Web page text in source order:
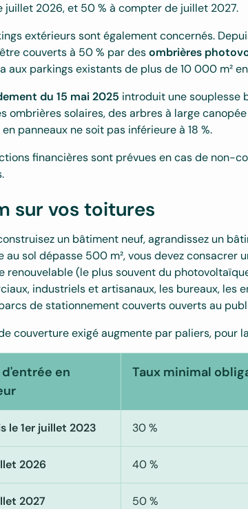
juillet 2026, et 50 % à compter de juillet 2027.
extérieurs sont également concernés.
couverts à 50 % par desombrières
aux parkings existants de plus de 10 000 m²
du 15 mai 2025 introduit une souplesse
ombrières solaires, des arbres à large
panneaux ne soit pas inférieure à 18 %.
financières sont prévues en cas de non-
sur vos toitures
un bâtiment neuf, agrandissez un
au sol dépasse 500 m², vous devez
renouvelable (le plus souvent du
industriels et artisanaux, les bureaux, les
de stationnement couverts ouverts au
couverture exigé augmente par paliers, pour
en
Taux minimal
le 1er juillet 2023 30 %
2026 40 %
2027 50 %